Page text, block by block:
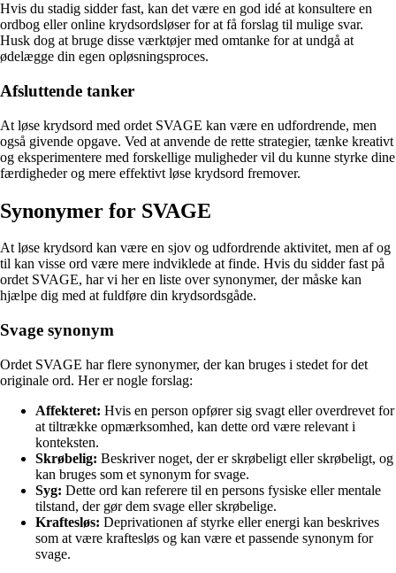
Hvis du stadig sidder fast, kan det være en god idé at konsultere en
ordbog eller online krydsordsløser for at få forslag til mulige svar.
Husk dog at bruge disse værktøjer med omtanke for at undgå at
ødelægge din egen opløsningsproces.
Afsluttende tanker
At løse krydsord med ordet SVAGE kan være en udfordrende, men
også givende opgave. Ved at anvende de rette strategier, tænke kreativt
og eksperimentere med forskellige muligheder vil du kunne styrke dine
færdigheder og mere effektivt løse krydsord fremover.
Synonymer for SVAGE
At løse krydsord kan være en sjov og udfordrende aktivitet, men af og
til kan visse ord være mere indviklede at finde. Hvis du sidder fast på
ordet SVAGE, har vi her en liste over synonymer, der måske kan
hjælpe dig med at fuldføre din krydsordsgåde.
Svage synonym
Ordet SVAGE har flere synonymer, der kan bruges i stedet for det
originale ord. Her er nogle forslag:
Affekteret: Hvis en person opfører sig svagt eller overdrevet for
at tiltrække opmærksomhed, kan dette ord være relevant i
konteksten.
Skrøbelig: Beskriver noget, der er skrøbeligt eller skrøbeligt, og
kan bruges som et synonym for svage.
Syg: Dette ord kan referere til en persons fysiske eller mentale
tilstand, der gør dem svage eller skrøbelige.
Kraftesløs: Deprivationen af styrke eller energi kan beskrives
som at være kraftesløs og kan være et passende synonym for
svage.